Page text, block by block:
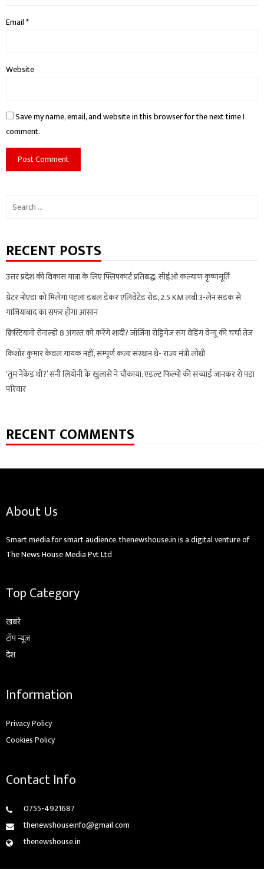
Email*
Website
Save my name, email, and website in this browser for the next time I
comment.
Search
RECENT POSTS
उत्तर प्रदेश की विकास यात्रा के लिए फ्लिपकार्ट प्रतिबद्ध: सीईओ कल्याण कृष्णमूर्ति
ग्रेटर नोएडा को मिलेगा पहला डबल डेकर एलिवेटेड रोड, 2.5 KM लंबी 3-लेन सड़क से
गाजियाबाद का सफर होगा आसान
क्रिस्टियानो रोनाल्डो 8 अगस्त को करेंगे शादी? जॉर्जिना रोड्रिगेज संग वेडिंग वेन्यू की चर्चा तेज
किशोर कुमार केवल गायक नहीं, सम्पूर्ण कला संस्थान थे- राज्य मंत्री लोधी
‘तुम नेकेड थीं?’ सनी लियोनी के खुलासे ने चौंकाया, एडल्ट फिल्मों की सच्चाई जानकर रो पड़ा
परिवार
RECENT COMMENTS
About Us
Smart media for smart audience. thenewshouse.in is a digital venture of
The News House Media Pvt Ltd
Top Category
ख़बरें
टॉप न्यूज़
देश
Information
Privacy Policy
Cookies Policy
Contact Info
0755-4921687
thenewshouseinfo@gmail.com
thenewshouse.in